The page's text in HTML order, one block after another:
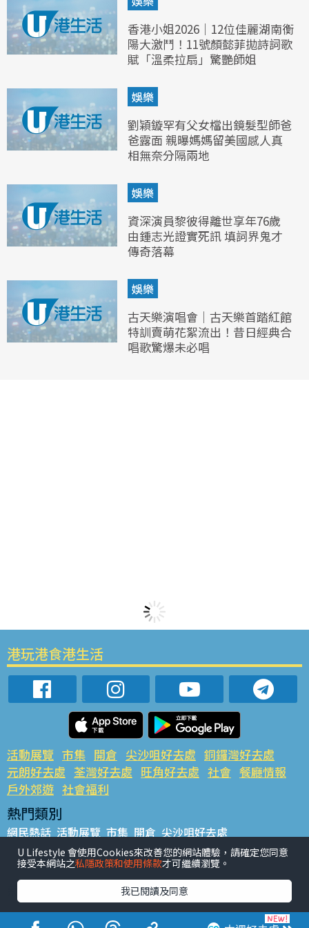
香港小姐2026｜12位佳麗湖南衡
陽大激鬥！11號顏懿菲拋詩詞歌
賦「溫柔拉扇」驚艷師姐
娛樂
劉穎鏇罕有父女檔出鏡髮型師爸
爸露面 親曝媽媽留美國感人真
相無奈分隔兩地
娛樂
資深演員黎彼得離世享年76歲
由鍾志光證實死訊 填詞界鬼才
傳奇落幕
娛樂
古天樂演唱會｜古天樂首踏紅館
特訓賣萌花絮流出！昔日經典合
唱歌驚爆未必唱
港玩港食港生活
活動展覽 市集 開倉 尖沙咀好去處 銅鑼灣好去處
元朗好去處 荃灣好去處 旺角好去處 社會 餐廳情報
戶外郊遊 社會福利
熱門類別
網民熱話 活動展覽 市集 開倉 尖沙咀好去處
銅鑼灣好去處 元朗好去處 荃灣好去處 旺角好去處 社會
餐廳情報 戶外郊遊
熱門標籤
#UGO搵好去處 #人氣活動推介 #美食社群熱話
U Lifestyle 會使用Cookies來改善您的網站體驗，請確定您同意
接受本網站之私隱政策和使用條款才可繼續瀏覽。
我已閱讀及同意